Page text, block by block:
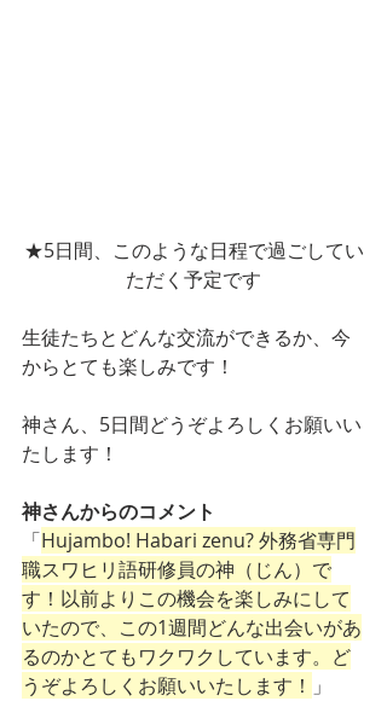
★5日間、このような日程で過ごしてい
ただく予定です
生徒たちとどんな交流ができるか、今
からとても楽しみです！
神さん、5日間どうぞよろしくお願いい
たします！
神さんからのコメント
「Hujambo! Habari zenu? 外務省専門
職スワヒリ語研修員の神（じん）で
す！以前よりこの機会を楽しみにして
いたので、この1週間どんな出会いがあ
るのかとてもワクワクしています。ど
うぞよろしくお願いいたします！ 」